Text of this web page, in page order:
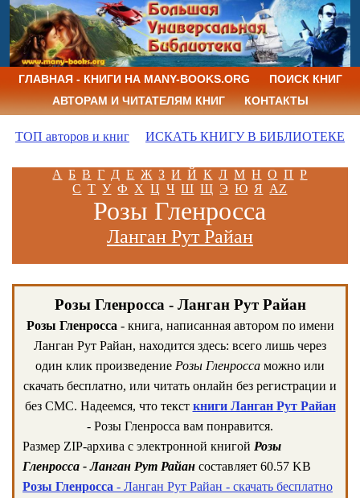
ГЛАВНАЯ - КНИГИ НА MANY-BOOKS.ORG
ПОИСК КНИГ
АВТОРАМ И ЧИТАТЕЛЯМ КНИГ
КОНТАКТЫ
ТОП авторов и книг ИСКАТЬ КНИГУ В БИБЛИОТЕКЕ
А Б В Г Д Е Ж З И Й К Л М Н О П Р
С Т У Ф Х Ц Ч Ш Щ Э Ю Я AZ
Розы Гленросса
Ланган Рут Райан
Розы Гленросса - Ланган Рут Райан
Розы Гленросса - книга, написанная автором по имени
Ланган Рут Райан, находится здесь: всего лишь через
один клик произведение Розы Гленросса можно или
скачать бесплатно, или читать онлайн без регистрации и
без СМС. Надеемся, что текст книги Ланган Рут Райан
- Розы Гленросса вам понравится.
Размер ZIP-архива c электронной книгой Розы
Гленросса - Ланган Рут Райан составляет 60.57 KB
Розы Гленросса - Ланган Рут Райан - скачать бесплатно